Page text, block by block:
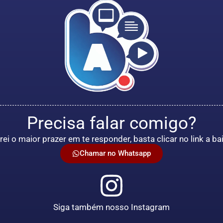
Precisa falar comigo?
o maior prazer em te responder, basta clicar no link a
Chamar no Whatsapp
Siga também nosso Instagram